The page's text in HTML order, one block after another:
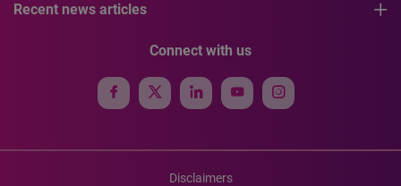
Recent news articles
Connect with us
Disclaimers